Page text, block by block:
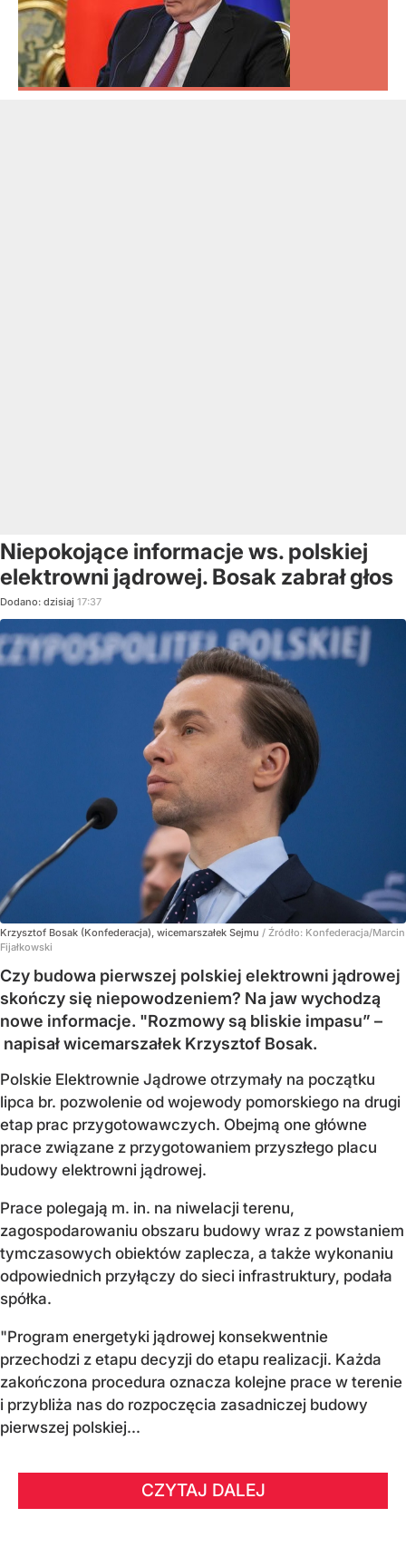
Niepokojące informacje ws. polskiej
elektrowni jądrowej. Bosak zabrał głos
Dodano: dzisiaj 17:37
Krzysztof Bosak (Konfederacja), wicemarszałek Sejmu / Źródło: Konfederacja/Marcin
Fijałkowski
Czy budowa pierwszej polskiej elektrowni jądrowej
skończy się niepowodzeniem? Na jaw wychodzą
nowe informacje. "Rozmowy są bliskie impasu” –
napisał wicemarszałek Krzysztof Bosak.
Polskie Elektrownie Jądrowe otrzymały na początku
lipca br. pozwolenie od wojewody pomorskiego na drugi
etap prac przygotowawczych. Obejmą one główne
prace związane z przygotowaniem przyszłego placu
budowy elektrowni jądrowej.
Prace polegają m. in. na niwelacji terenu,
zagospodarowaniu obszaru budowy wraz z powstaniem
tymczasowych obiektów zaplecza, a także wykonaniu
odpowiednich przyłączy do sieci infrastruktury, podała
spółka.
"Program energetyki jądrowej konsekwentnie
przechodzi z etapu decyzji do etapu realizacji. Każda
zakończona procedura oznacza kolejne prace w terenie
i przybliża nas do rozpoczęcia zasadniczej budowy
pierwszej polskiej...
CZYTAJ DALEJ